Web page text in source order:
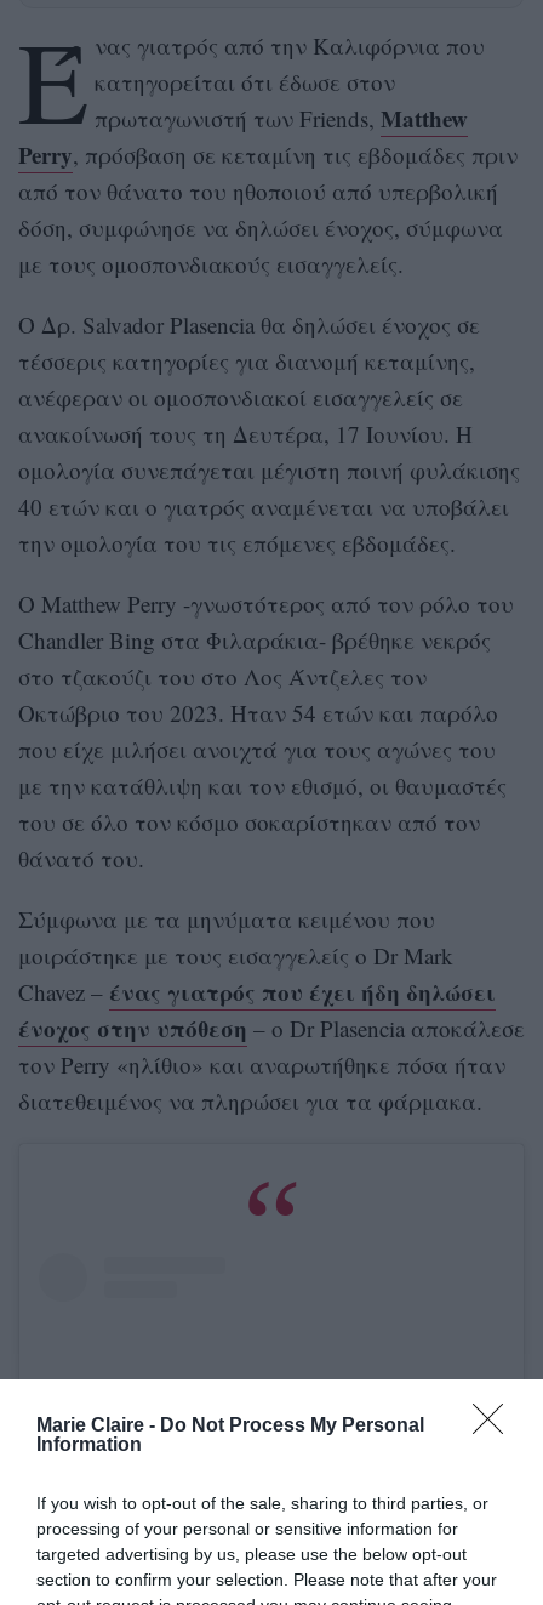
Marie Claire - Do Not Process My Personal
Information
If you wish to opt-out of the sale, sharing to third parties, or
processing of your personal or sensitive information for
targeted advertising by us, please use the below opt-out
section to confirm your selection. Please note that after your
Έ νας γιατρός από την Καλιφόρνια που
κατηγορείται ότι έδωσε στον
πρωταγωνιστή των Friends, Matthew
Perry, πρόσβαση σε κεταμίνη τις εβδομάδες πριν
από τον θάνατο του ηθοποιού από υπερβολική
δόση, συμφώνησε να δηλώσει ένοχος, σύμφωνα
με τους ομοσπονδιακούς εισαγγελείς.
Ο Δρ. Salvador Plasencia θα δηλώσει ένοχος σε
τέσσερις κατηγορίες για διανομή κεταμίνης,
ανέφεραν οι ομοσπονδιακοί εισαγγελείς σε
ανακοίνωσή τους τη Δευτέρα, 17 Ιουνίου. Η
ομολογία συνεπάγεται μέγιστη ποινή φυλάκισης
40 ετών και ο γιατρός αναμένεται να υποβάλει
την ομολογία του τις επόμενες εβδομάδες.
Ο Matthew Perry -γνωστότερος από τον ρόλο του
Chandler Bing στα Φιλαράκια- βρέθηκε νεκρός
στο τζακούζι του στο Λος Άντζελες τον
Οκτώβριο του 2023. Ήταν 54 ετών και παρόλο
που είχε μιλήσει ανοιχτά για τους αγώνες του
με την κατάθλιψη και τον εθισμό, οι θαυμαστές
του σε όλο τον κόσμο σοκαρίστηκαν από τον
θάνατό του.
Σύμφωνα με τα μηνύματα κειμένου που
μοιράστηκε με τους εισαγγελείς ο Dr Mark
Chavez – ένας γιατρός που έχει ήδη δηλώσει
ένοχος στην υπόθεση – ο Dr Plasencia αποκάλεσε
τον Perry «ηλίθιο» και αναρωτήθηκε πόσα ήταν
διατεθειμένος να πληρώσει για τα φάρμακα.
Δείτε αυτή τη δημοσίευση στο Instagram.